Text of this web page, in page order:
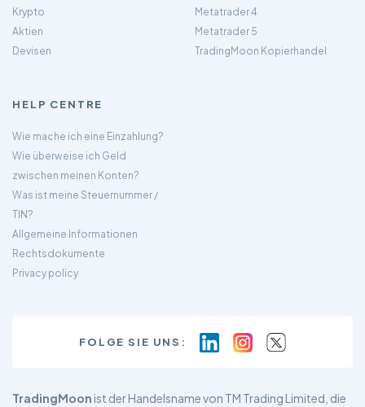
Krypto
Aktien
Devisen
Metatrader 4
Metatrader 5
TradingMoon Kopierhandel
HELP CENTRE
Wie mache ich eine Einzahlung?
Wie überweise ich Geld
zwischen meinen Konten?
Was ist meine Steuernummer /
TIN?
Allgemeine Informationen
Rechtsdokumente
Privacy policy
FOLGE SIE UNS:
TradingMoon ist der Handelsname von TM Trading Limited, die